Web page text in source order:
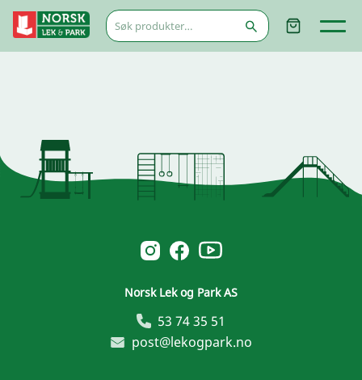
Søk
etter:
Norsk Leg & Park instagram
Norsk Leg & Park facebook
Norsk Leg & Park youtube
Norsk Lek og Park AS
53 74 35 51
post@lekogpark.no